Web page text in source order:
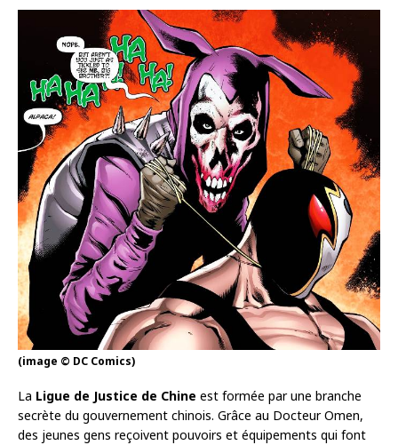
(image © DC Comics)
La Ligue de Justice de Chine est formée par une branche
secrète du gouvernement chinois. Grâce au Docteur Omen,
des jeunes gens reçoivent pouvoirs et équipements qui font